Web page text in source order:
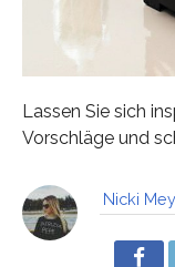
Lassen Sie sich
Vorschläge und
Nicki